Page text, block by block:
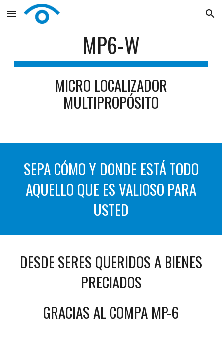
Skip to main content Skip to navigation
MP6-W
MICRO LOCALIZADOR
MULTIPROPÓSITO
SEPA CÓMO Y DONDE ESTÁ TODO
AQUELLO QUE ES VALIOSO PARA
USTED
DESDE SERES QUERIDOS A BIENES
PRECIADOS
GRACIAS AL COMPA MP-6